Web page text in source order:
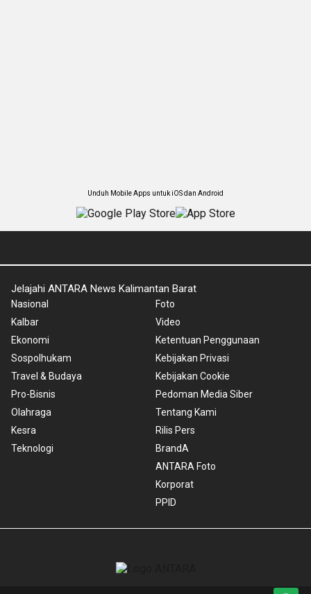
Unduh Mobile Apps untuk iOS dan Android
Jelajahi ANTARA News Kalimantan Barat
Nasional
Kalbar
Ekonomi
Sospolhukam
Travel & Budaya
Pro-Bisnis
Olahraga
Kesra
Teknologi
Foto
Video
Ketentuan Penggunaan
Kebijakan Privasi
Kebijakan Cookie
Pedoman Media Siber
Tentang Kami
Rilis Pers
BrandA
ANTARA Foto
Korporat
PPID